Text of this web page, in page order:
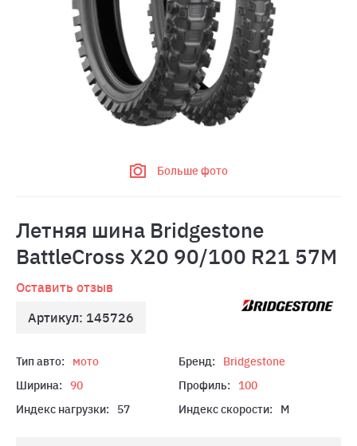
Больше фото
Летняя шина Bridgestone
BattleCross X20 90/100 R21 57M
Оставить отзыв
Артикул: 145726
Тип авто: мото Бренд:
Bridgestone
Ширина:
90 Профиль:
100
Индекс нагрузки:
57 Индекс скорости: M